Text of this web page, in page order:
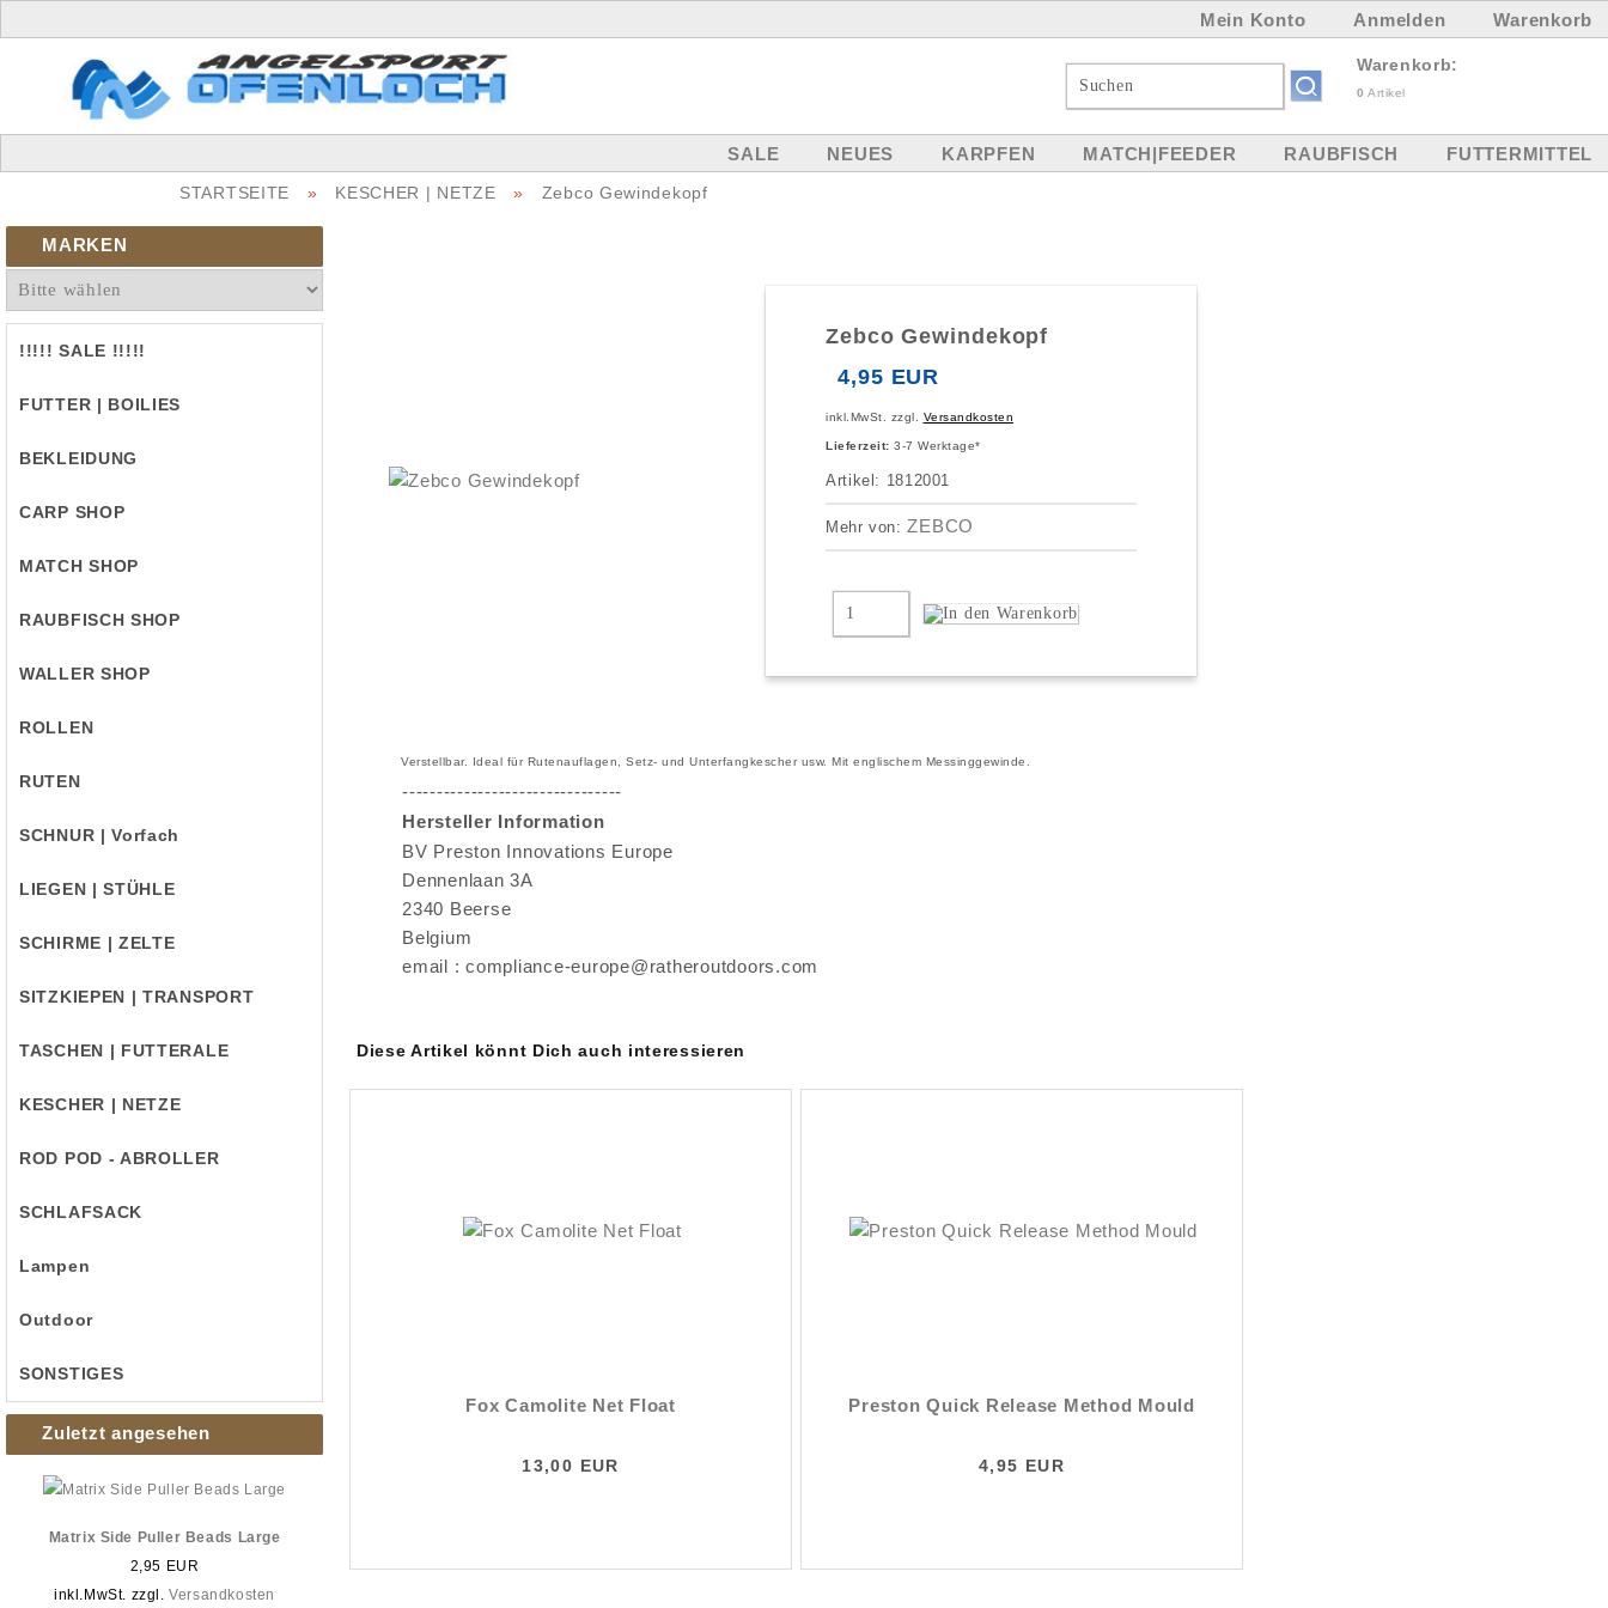
Mein Konto Anmelden Warenkorb
Warenkorb:
0 Artikel
SALE NEUES KARPFEN MATCH|FEEDER RAUBFISCH FUTTERMITTEL
STARTSEITE » KESCHER | NETZE » Zebco Gewindekopf
MARKEN
!!!!! SALE !!!!!
FUTTER | BOILIES
BEKLEIDUNG
CARP SHOP
MATCH SHOP
RAUBFISCH SHOP
WALLER SHOP
ROLLEN
RUTEN
SCHNUR | Vorfach
LIEGEN | STÜHLE
SCHIRME | ZELTE
SITZKIEPEN | TRANSPORT
TASCHEN | FUTTERALE
KESCHER | NETZE
ROD POD - ABROLLER
SCHLAFSACK
Lampen
Outdoor
SONSTIGES
Zuletzt angesehen
Matrix Side Puller Beads Large
2,95 EUR
inkl.MwSt. zzgl.Versandkosten
Zebco Gewindekopf
4,95 EUR
inkl.MwSt. zzgl. Versandkosten
Lieferzeit: 3-7 Werktage*
Artikel: 1812001
Mehr von: ZEBCO
Verstellbar. Ideal für Rutenauflagen, Setz- und Unterfangkescher usw. Mit englischem Messinggewinde.
--------------------------------
Hersteller Information
BV Preston Innovations Europe
Dennenlaan 3A
2340 Beerse
Belgium
email : compliance-europe@ratheroutdoors.com
Diese Artikel könnt Dich auch interessieren
Fox Camolite Net Float
13,00 EUR
Preston Quick Release Method Mould
4,95 EUR